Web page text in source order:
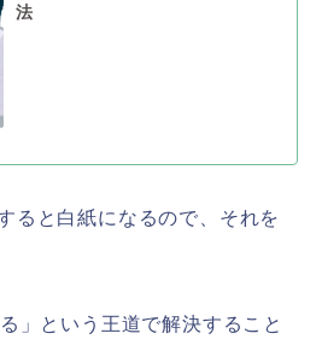
法
ると白紙になるので、それを
」という王道で解決すること